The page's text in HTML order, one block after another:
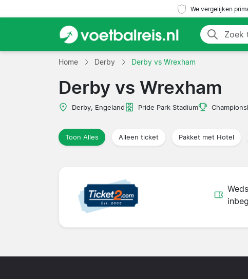
We vergelijken
Home Derby Derby vs Wrexham
Derby vs Wrexham
Derby, Engeland Pride Park Stadium
Toon Alles Alleen ticket Pakket met Hotel